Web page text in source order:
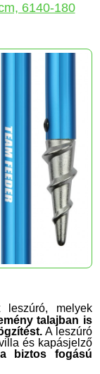
6140-180
leszúró, melyek
talajban is
A leszúró
és kapásjelző
biztos fogású